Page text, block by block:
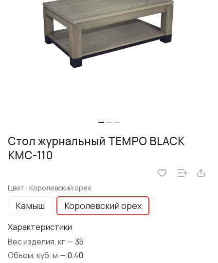
Стол журнальный TEMPO BLACK
КМС-110
Цвет : Королевский орех
Камыш Королевский орех
Характеристики
Вес изделия, кг — 35
Объем, куб. м — 0.40